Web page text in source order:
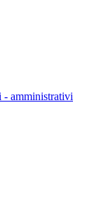
- amministrativi